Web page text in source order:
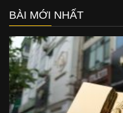
BÀI MỚI NHẤT